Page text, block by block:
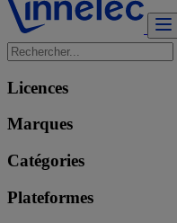
Licences
Marques
Catégories
Plateformes